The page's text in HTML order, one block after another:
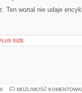
Ten wortal nie udaje
SIZE
MOŻLIWOŚĆ